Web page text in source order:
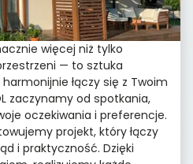
więcej niż tylko
— to sztuka
łączy się z Twoim
zaczynamy od spotkania,
oczekiwania i preferencje.
projekt, który łączy
i praktyczność. Dzięki